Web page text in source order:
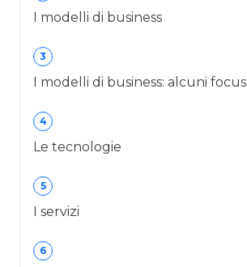
I modelli di business
3
I modelli di business: alcuni focus
4
Le tecnologie
5
I servizi
6